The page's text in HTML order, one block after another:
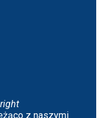
z naszymi